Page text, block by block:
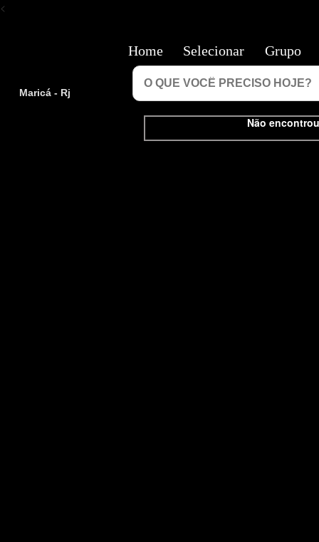
<
Maricá - Rj
Não
Home Selecionar Grupo